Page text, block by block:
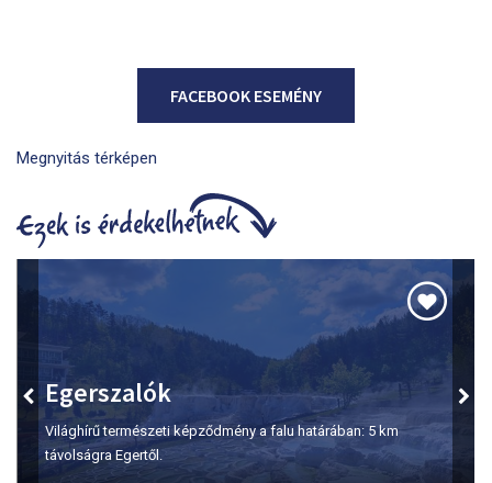
FACEBOOK ESEMÉNY
Megnyitás térképen
Egerszalók
Világhírű természeti képződmény a falu határában: 5 km
távolságra Egertől.